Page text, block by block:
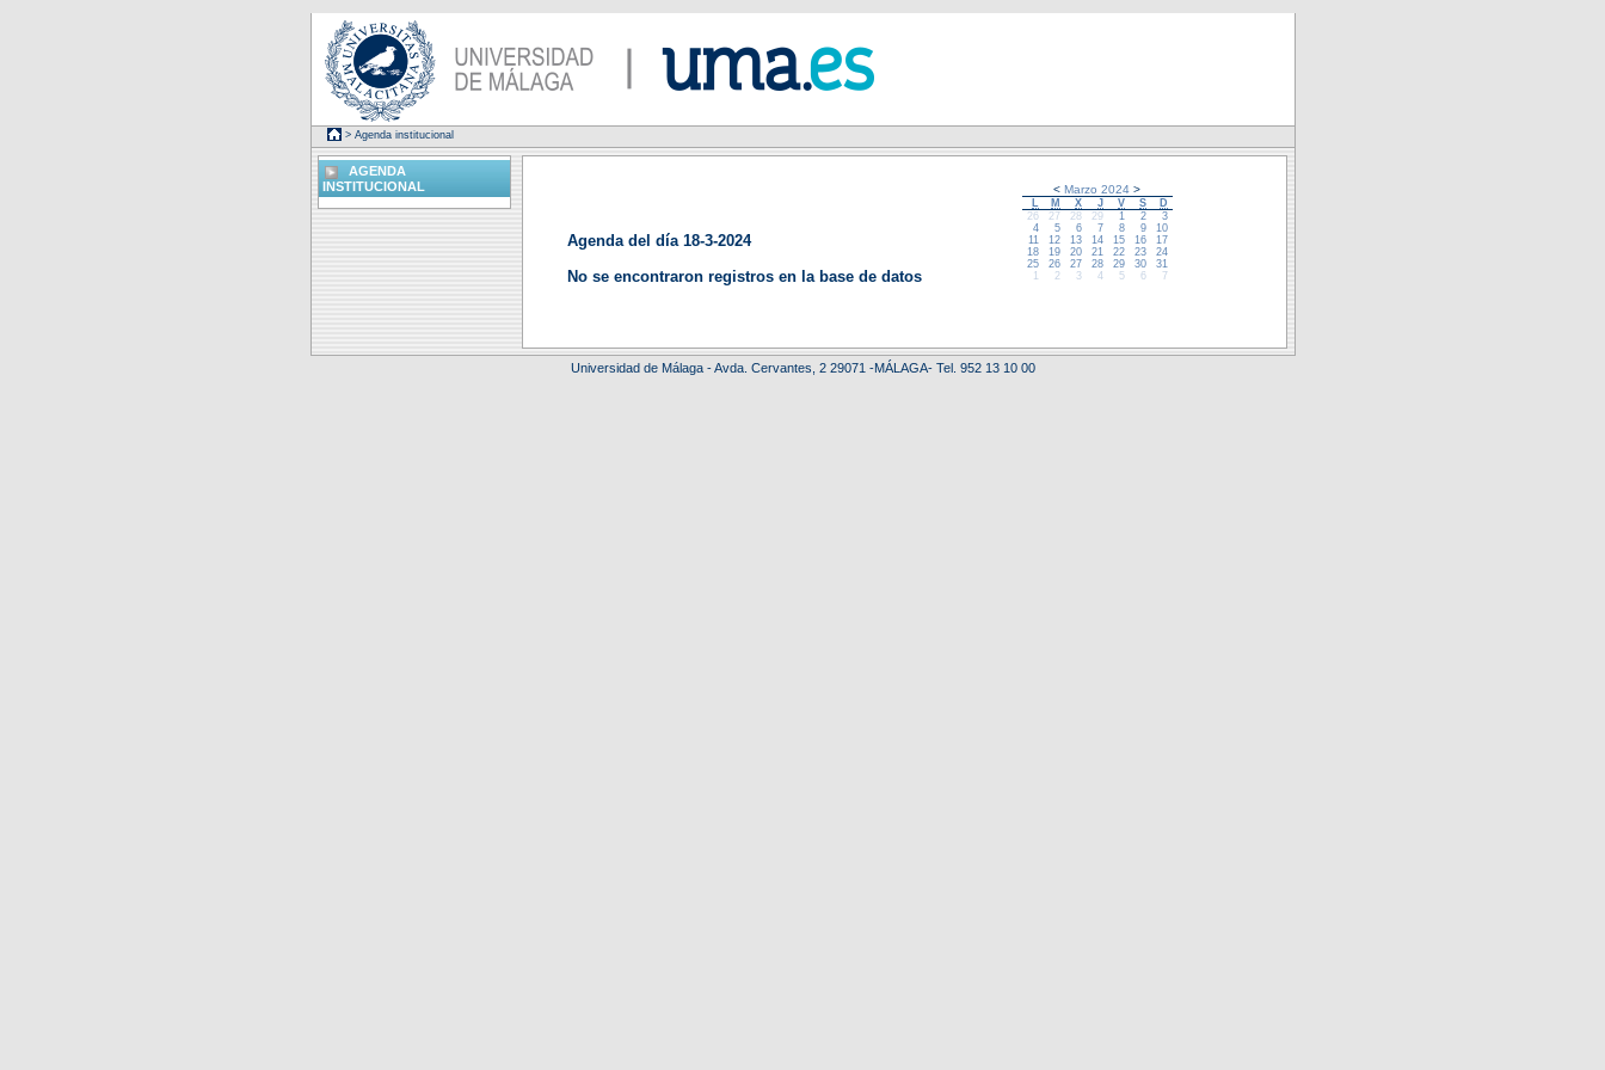
> Agenda institucional
Agenda del día 18-3-2024
No se encontraron registros en la base de datos
< Marzo 2024>
M X J V S
D
26
27 28 29 1 2
3
4
5 6 7 8 9
10
11
12 13 14 15 16
17
18
19 20 21 22 23
24
25
26 27 28 29 30
31
1
2 3 4 5 6 7
AGENDA
INSTITUCIONAL
Universidad de Málaga - Avda. Cervantes, 2 29071 -MÁLAGA- Tel. 952 13 10 00